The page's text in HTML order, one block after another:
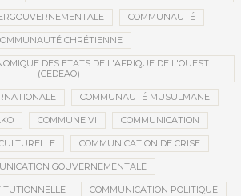
COMMUNAUTÉ
CHRÉTIENNE
DES ETATS DE L'AFRIQUE DE L'OUEST
(CEDEAO)
COMMUNAUTÉ MUSULMANE
COMMUNE VI COMMUNICATION
COMMUNICATION DE CRISE
GOUVERNEMENTALE
COMMUNICATION POLITIQUE